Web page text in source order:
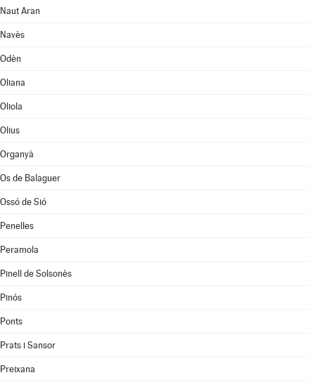
Naut Aran
Navès
Odèn
Oliana
Oliola
Olius
Organyà
Os de Balaguer
Ossó de Sió
Penelles
Peramola
Pinell de Solsonès
Pinós
Ponts
Prats i Sansor
Preixana